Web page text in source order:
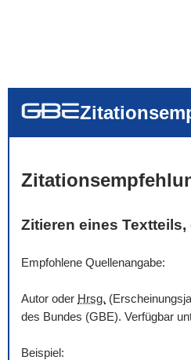
Zitieren eines
Empfohlene Quellenangabe:
Autor oder Hrsg.
des Bundes (GBE). Verfügbar
Beispiel: